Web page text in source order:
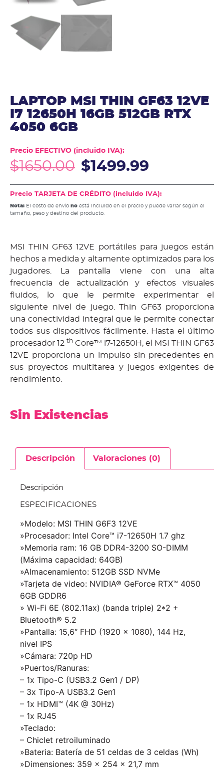
LAPTOP MSI THIN GF63 12VE
I7 12650H 16GB 512GB RTX
4050 6GB
Precio EFECTIVO (incluido IVA):
$1650.00 $1499.99
Precio TARJETA DE CRÉDITO (incluido IVA):
Nota: El costo de envío no está incluido en el precio y puede variar según el
tamaño, peso y destino del producto.
MSI THIN GF63 12VE portátiles para juegos están
hechos a medida y altamente optimizados para los
jugadores. La pantalla viene con una alta
frecuencia de actualización y efectos visuales
fluidos, lo que le permite experimentar el
siguiente nivel de juego. Thin GF63 proporciona
una conectividad integral que le permite conectar
todos sus dispositivos fácilmente. Hasta el último
procesador 12 th Core™ i7-12650H, el MSI THIN GF63
12VE proporciona un impulso sin precedentes en
sus proyectos multitarea y juegos exigentes de
rendimiento.
Sin Existencias
Descripción Valoraciones (0)
Descripción
ESPECIFICACIONES
»Modelo: MSI THIN G6F3 12VE
»Procesador: Intel Core™ i7-12650H 1.7 ghz
»Memoria ram: 16 GB DDR4-3200 SO-DIMM
(Máxima capacidad: 64GB)
»Almacenamiento: 512GB SSD NVMe
»Tarjeta de video: NVIDIA® GeForce RTX™ 4050
6GB GDDR6
» Wi-Fi 6E (802.11ax) (banda triple) 2*2 +
Bluetooth® 5.2
»Pantalla: 15,6″ FHD (1920 x 1080), 144 Hz,
nivel IPS
»Cámara: 720p HD
»Puertos/Ranuras:
– 1x Tipo-C (USB3.2 Gen1 / DP)
– 3x Tipo-A USB3.2 Gen1
– 1x HDMI™ (4K @ 30Hz)
– 1x RJ45
»Teclado:
– Chiclet retroiluminado
»Bateria: Batería de 51 celdas de 3 celdas (Wh)
»Dimensiones: 359 x 254 x 21,7 mm